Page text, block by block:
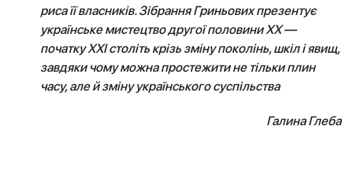
риса її власників. Зібрання Гриньових презентує
українське мистецтво другої половини XX —
початку XXI століть крізь зміну поколінь, шкіл і явищ,
завдяки чому можна простежити не тільки плин
часу, але й зміну українського суспільства
Галина Глеба